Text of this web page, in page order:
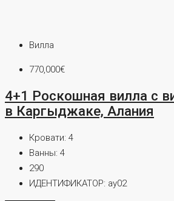
Вилла
770,000€
4+1 Роскошная вилла с
в Каргыджаке, Алания
Кровати: 4
Ванны: 4
290
ИДЕНТИФИКАТОР: ay02